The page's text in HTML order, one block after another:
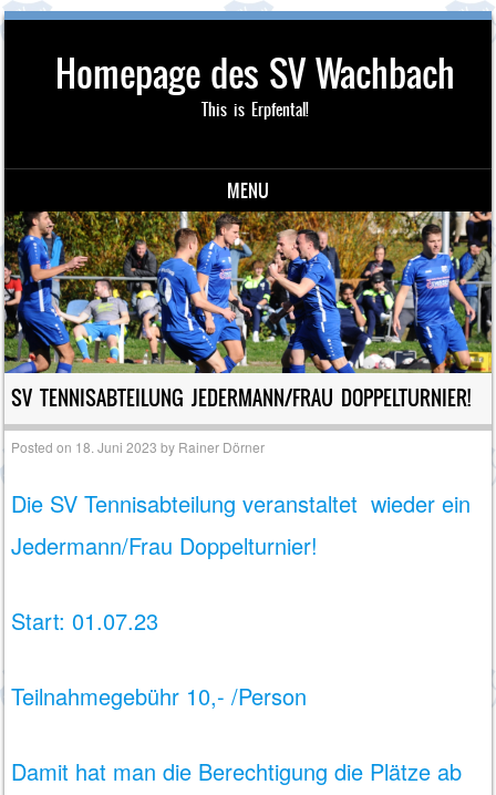
Homepage des SV Wachbach
This is Erpfental!
MENU
Skip to content
SV TENNISABTEILUNG JEDERMANN/FRAU DOPPELTURNIER!
Posted on 18. Juni 2023 by Rainer Dörner
Die SV Tennisabteilung veranstaltet wieder ein
Jedermann/Frau Doppelturnier!
Start: 01.07.23
Teilnahmegebühr 10,- /Person
Damit hat man die Berechtigung die Plätze ab